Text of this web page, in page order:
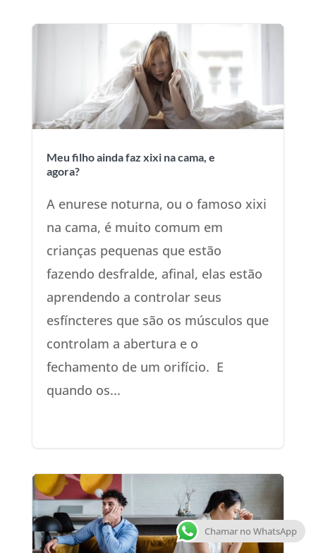
Meu filho ainda faz xixi na cama, e
agora?
A enurese noturna, ou o famoso xixi
na cama, é muito comum em
crianças pequenas que estão
fazendo desfralde, afinal, elas estão
aprendendo a controlar seus
esfíncteres que são os músculos que
controlam a abertura e o
fechamento de um orifício. E
quando os...
Chamar no WhatsApp